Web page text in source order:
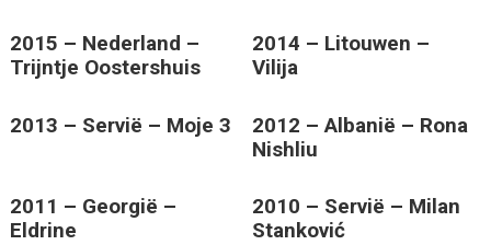
2015 – Nederland –
Trijntje Oostershuis
2014 – Litouwen –
Vilija
2013 – Servië – Moje 3
2012 – Albanië – Rona
Nishliu
2011 – Georgië –
Eldrine
2010 – Servië – Milan
Stanković